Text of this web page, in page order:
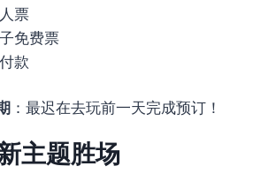
票
免费票
款
：最迟在去玩前一天完成预订！
主题胜场